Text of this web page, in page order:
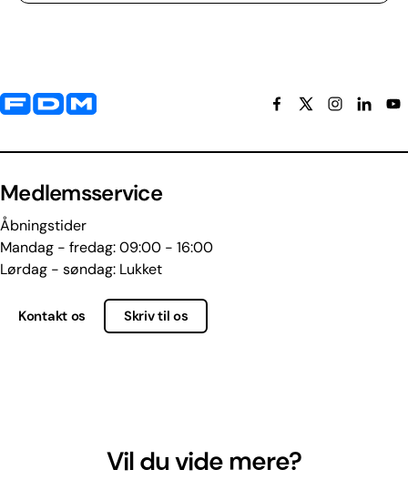
Yderligere information og kontaktoplysninger
Medlemsservice
Åbningstider
Mandag - fredag: 09:00 - 16:00
Lørdag - søndag: Lukket
Kontakt os Skriv til os
Vil du vide mere?